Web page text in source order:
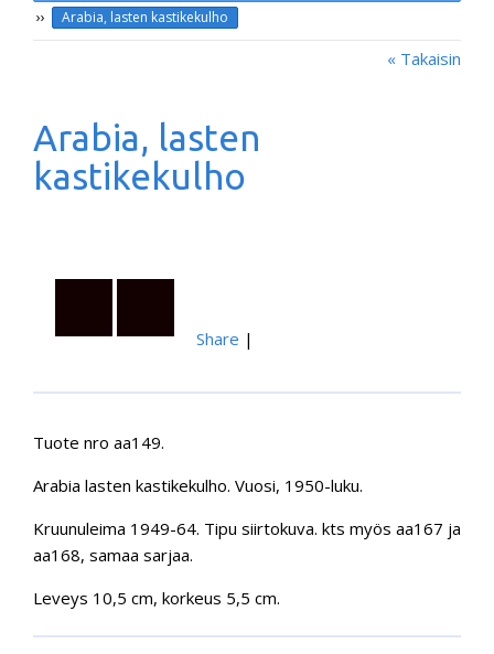
›› Arabia, lasten kastikekulho
« Takaisin
Arabia, lasten
kastikekulho
Share |
Tuote nro aa149.
Arabia lasten kastikekulho. Vuosi, 1950-luku.
Kruunuleima 1949-64. Tipu siirtokuva. kts myös aa167 ja
aa168, samaa sarjaa.
Leveys 10,5 cm, korkeus 5,5 cm.